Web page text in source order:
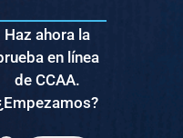
Haz ahora la
en línea
de CCAA.